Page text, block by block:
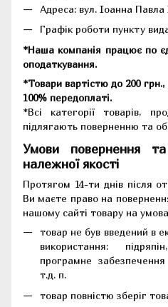
Адреса: вул. Іоанна
Графік роботи пункту
*Наша компанія працює по
оподаткування.
*Товари вартістю до 200
100% передоплаті.
*Всі категорії товарів,
підлягають поверненню та
Умови повернення
належної якості
Протягом 14-ти днів після
Ви маєте право на
нашому сайті товару на
товар не був введений в
використання:
програмне
т.д. п.
товар повністю зберіг